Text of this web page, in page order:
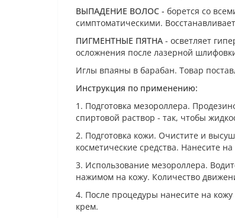
ВЫПАДЕНИЕ ВОЛОС - борется со
симптоматическими.
ПИГМЕНТНЫЕ ПЯТНА - осветляет
осложнения после лазерной
Иглы впаяны в барабан. Товар
Инструкция по применению:
1. Подготовка мезороллера.
спиртовой раствор - так, чтобы
2. Подготовка кожи. Очистите и
косметические средства. Нанесите
3. Использование мезороллера.
нажимом на кожу. Количество
4. После процедуры нанесите на
крем.